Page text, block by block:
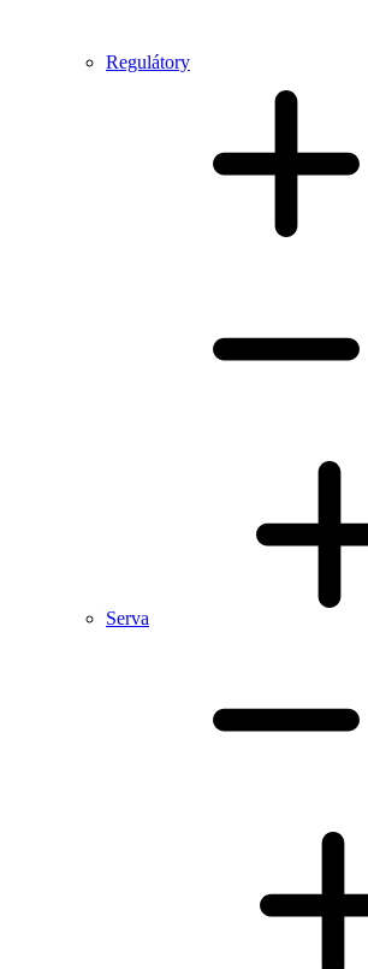
Regulátory
Serva